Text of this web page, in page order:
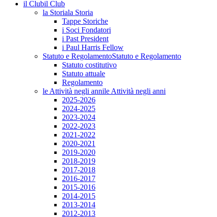
il Clubil Club
la Storiala Storia
Tappe Storiche
i Soci Fondatori
i Past President
i Paul Harris Fellow
Statuto e RegolamentoStatuto e Regolamento
Statuto costitutivo
Statuto attuale
Regolamento
le Attività negli annile Attività negli anni
2025-2026
2024-2025
2023-2024
2022-2023
2021-2022
2020-2021
2019-2020
2018-2019
2017-2018
2016-2017
2015-2016
2014-2015
2013-2014
2012-2013